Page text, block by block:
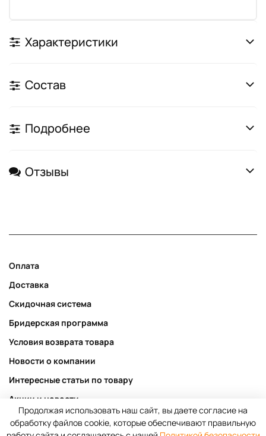
Характеристики
Состав
Подробнее
Отзывы
Оплата
Доставка
Скидочная система
Бридерская программа
Условия возврата товара
Новости о компании
Интересные статьи по товару
Акции и новости
Публичная оферта
Продолжая использовать наш сайт, вы даете согласие на
обработку файлов cookie, которые обеспечивают правильную